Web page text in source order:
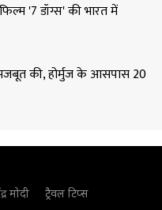
'7 डॉग्स' की भारत में
की, होर्मुज के आसपास 20
मोदी ट्रैवल टिप्स